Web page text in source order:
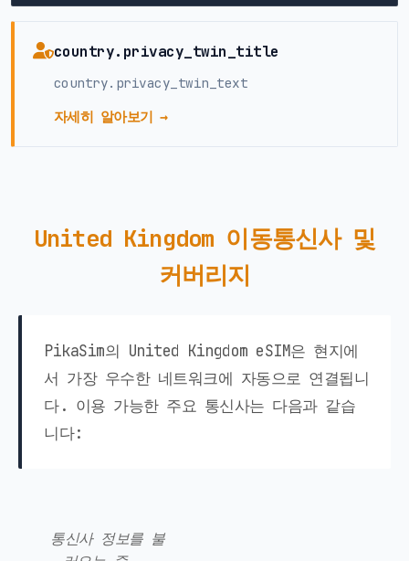
country.privacy_twin_title
country.privacy_twin_text
자세히 알아보기 →
United Kingdom 이동통신사 및
커버리지
PikaSim의 United Kingdom eSIM은 현지에
서 가장 우수한 네트워크에 자동으로 연결됩니
다. 이용 가능한 주요 통신사는 다음과 같습
니다:
통신사 정보를 불